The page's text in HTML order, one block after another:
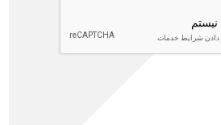
می‌تواند واکنشی طبیعی به نام
که در طی آن آلودگی‌های عمقی به سطح
از «حساسیت» و عدم سازگاری محصول باشد.